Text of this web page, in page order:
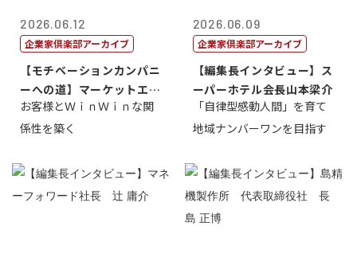
2026.06.12
企業家倶楽部アーカイブ
【モチベーションカンパニ
ーへの道】マーケットエン
タープライズ...
お客様とＷｉｎＷｉｎな関
係性を築く
2026.06.09
企業家倶楽部アーカイブ
【編集長インタビュー】ス
ーパーホテル会長山本梁介
「自律型感動人間」を育て
地域ナンバーワンを目指す